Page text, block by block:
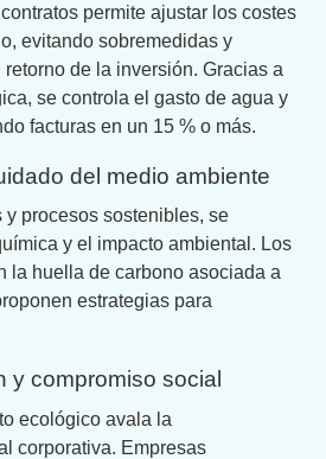
permite ajustar los costes
evitando sobremedidas y
de la inversión. Gracias a
se controla el gasto de agua y
facturas en un 15 % o más.
del medio ambiente
procesos sostenibles, se
y el impacto ambiental. Los
la huella de carbono asociada a
estrategias para
y compromiso social
ecológico avala la
corporativa. Empresas